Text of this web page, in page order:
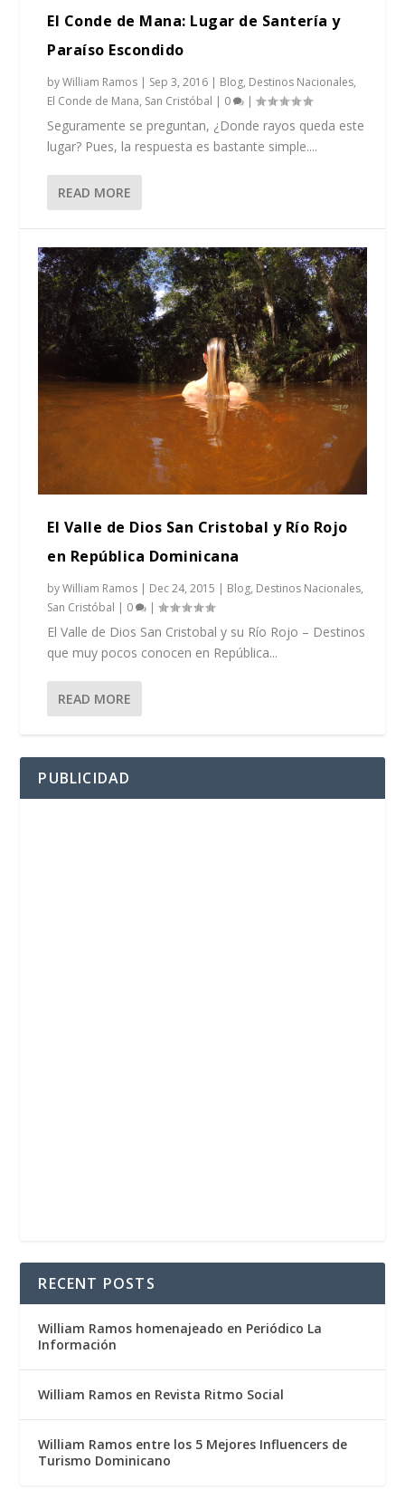
El Conde de Mana: Lugar de Santería y
Paraíso Escondido
byWilliam Ramos | Sep 3, 2016 | Blog, Destinos Nacionales,
El Conde de Mana, San Cristóbal | 0 |
Seguramente se preguntan, ¿Donde rayos queda este
lugar? Pues, la respuesta es bastante simple....
READ MORE
El Valle de Dios San Cristobal y Río Rojo
en República Dominicana
byWilliam Ramos | Dec 24, 2015 | Blog, Destinos Nacionales,
San Cristóbal | 0 |
El Valle de Dios San Cristobal y su Río Rojo – Destinos
que muy pocos conocen en República...
READ MORE
PUBLICIDAD
RECENT POSTS
William Ramos homenajeado en Periódico La
Información
William Ramos en Revista Ritmo Social
William Ramos entre los 5 Mejores Influencers de
Turismo Dominicano